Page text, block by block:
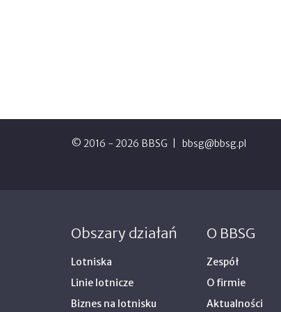
© 2016 - 2026 BBSG bbsg@bbsg.pl
Obszary działań
Lotniska
Linie lotnicze
Biznes na lotnisku
O BBSG
Zespół
O firmie
Aktualności